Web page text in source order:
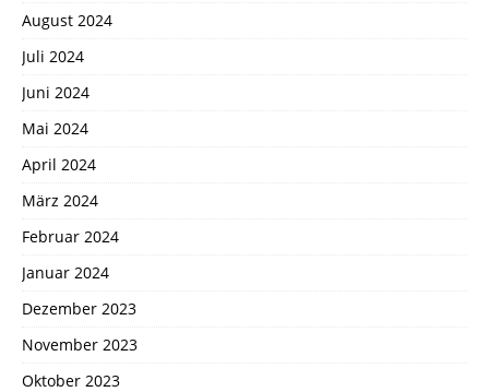
August 2024
Juli 2024
Juni 2024
Mai 2024
April 2024
März 2024
Februar 2024
Januar 2024
Dezember 2023
November 2023
Oktober 2023